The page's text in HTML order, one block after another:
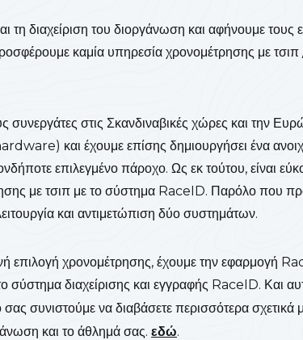
τη διαχείριση του διοργάνωση και αφήνουμε τους
καμία υπηρεσία χρονομέτρησης με
συνεργάτες στις Σκανδιναβικές χώρες και την
και έχουμε επίσης δημιουργήσει ένα
επιλεγμένο πάροχο. Ως εκ τούτου, είναι
με τσιπ με το σύστημα RaceID. Παρόλο που
και αντιμετώπιση δύο συστημάτων.
επιλογή χρονομέτρησης, έχουμε την εφαρμογή
σύστημα διαχείρισης και εγγραφής RaceID. Και
συνιστούμε να διαβάσετε περισσότερα σχετικά
και το άθλημά σας. εδώ.